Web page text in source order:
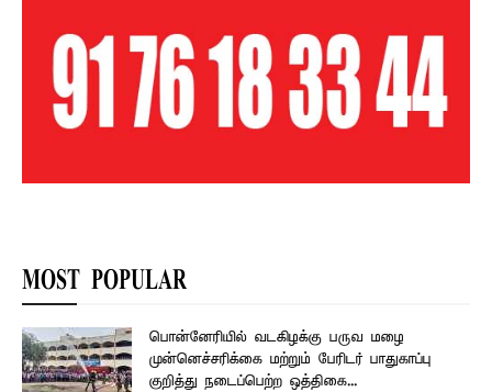
MOST POPULAR
பொன்னேரியில் வடகிழக்கு பருவ மழை
முன்னெச்சரிக்கை மற்றும் பேரிடர் பாதுகாப்பு
குறித்து நடைப்பெற்ற ஒத்திகை...